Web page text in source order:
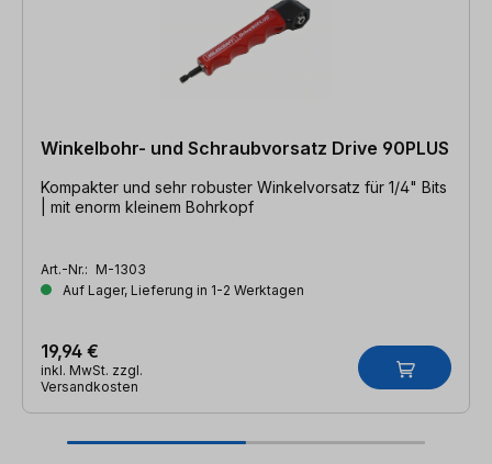
Winkelbohr- und Schraubvorsatz Drive 90PLUS
Kompakter und sehr robuster Winkelvorsatz für 1/4" Bits
| mit enorm kleinem Bohrkopf
Art.-Nr.: M-1303
Auf Lager, Lieferung in 1-2 Werktagen
19,94 €
inkl. MwSt. zzgl.
Versandkosten